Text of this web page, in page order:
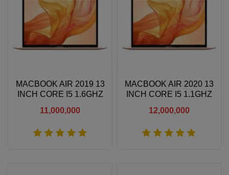
MACBOOK AIR 2019 13
INCH CORE I5 1.6GHZ
11,000,000
MACBOOK AIR 2020 13
INCH CORE I5 1.1GHZ
12,000,000